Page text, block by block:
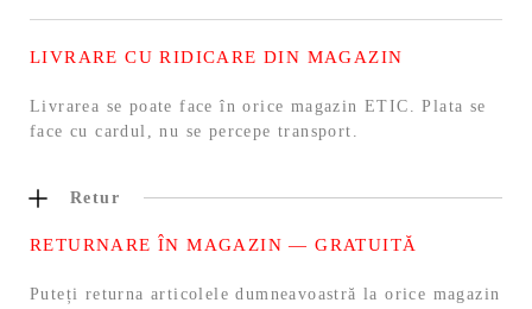
LIVRARE CU RIDICARE DIN MAGAZIN
Livrarea se poate face în orice magazin ETIC. Plata se
face cu cardul, nu se percepe transport.
Retur
RETURNARE ÎN MAGAZIN — GRATUITĂ
Puteți returna articolele dumneavoastră la orice magazin